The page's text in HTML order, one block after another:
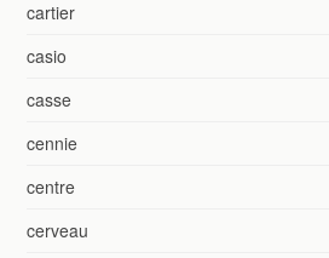
cartier
casio
casse
cennie
centre
cerveau